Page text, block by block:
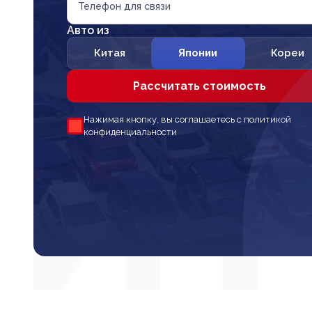
Телефон для связи
Авто из
Китая Японии Кореи
Рассчитать стоимость
Нажимая кнопку, вы соглашаетесь с политикой
конфиденциальности